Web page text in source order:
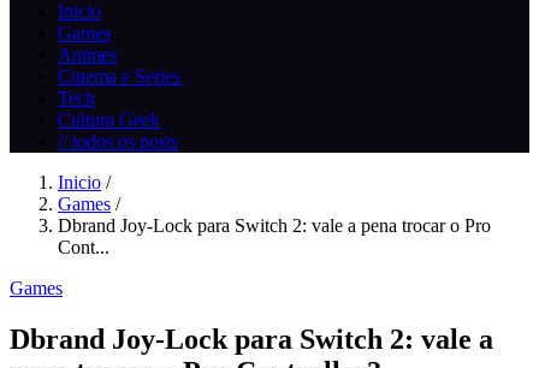
Inicio
Games
Animes
Cinema e Series
Tech
Cultura Geek
// todos os posts
Inicio /
Games /
Dbrand Joy-Lock para Switch 2: vale a pena trocar o Pro
Cont...
Games
Dbrand Joy-Lock para Switch 2: vale a